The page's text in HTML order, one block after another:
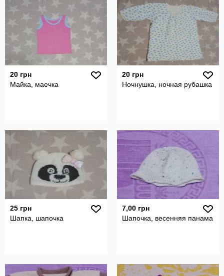
20 грн
Майка, маечка
20 грн
Ночнушка, ночная рубашка
25 грн
Шапка, шапочка
7,00 грн
Шапочка, весенняя панама